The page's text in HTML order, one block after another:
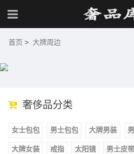
首页 > 大牌周边
奢侈品分类
女士包包 男士包包 大牌男装
大牌女装 戒指 太阳镜 男士皮带